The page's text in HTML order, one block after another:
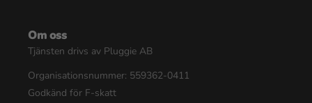
Om oss
Tjänsten drivs av Pluggie AB
Organisationsnummer: 559362-0411
Godkänd för F-skatt